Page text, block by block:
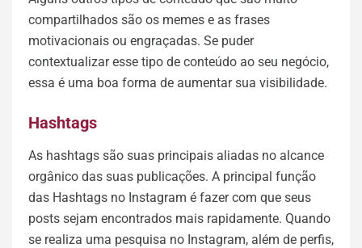
compartilhados são os memes e as frases
motivacionais ou engraçadas. Se puder
contextualizar esse tipo de conteúdo ao seu negócio,
essa é uma boa forma de aumentar sua visibilidade.
Hashtags
As hashtags são suas principais aliadas no alcance
orgânico das suas publicações. A principal função
das Hashtags no Instagram é fazer com que seus
posts sejam encontrados mais rapidamente. Quando
se realiza uma pesquisa no Instagram, além de perfis,